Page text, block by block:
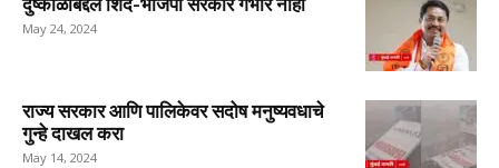
May 24, 2024
राज्य सरकार आणि पालिकेवर सदोष मनुष्यवधाचे
गुन्हे दाखल करा
May 14, 2024